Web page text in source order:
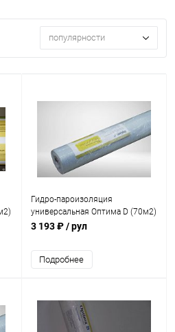
популярности
Гидро-пароизоляция
универсальная Оптима D (70м2)
3 193 ₽/ рул
Подробнее